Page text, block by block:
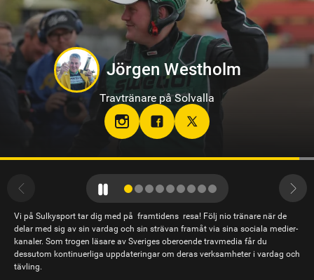
Sandra Eriksson
Travtränare på Bodentravet
stallsandraeriksson
Vi på Sulkysport tar dig med på framtidens resa! Följ nio tränare när de
delar med sig av sin vardag och sin strävan framåt via sina sociala medier-
kanaler. Som trogen läsare av Sveriges oberoende travmedia får du
dessutom kontinuerliga uppdateringar om deras verksamheter i vardag och
tävling.